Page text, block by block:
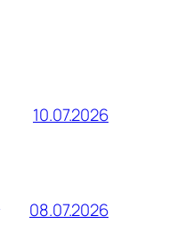
10.07.2026
08.07.2026